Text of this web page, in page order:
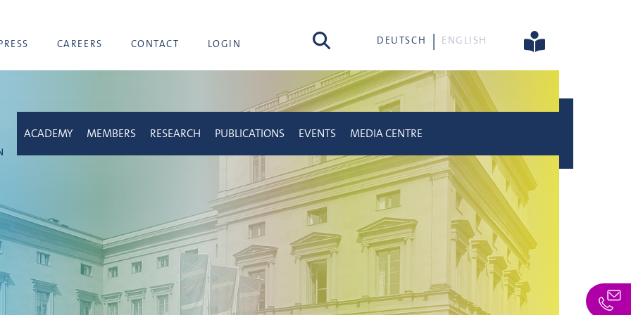
CAREERS CONTACT LOGIN search DEUTSCH ENGLISH
ACADEMY MEMBERS RESEARCH PUBLICATIONS EVENTS MEDIA CENTRE